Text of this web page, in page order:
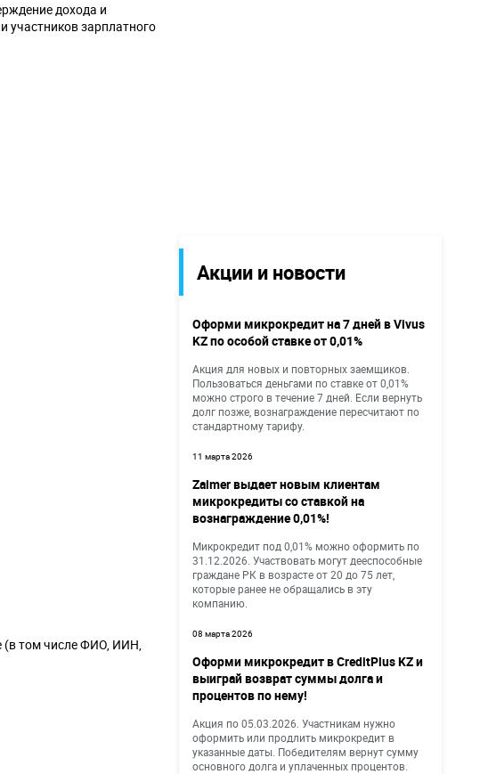
Акции и новости
Оформи микрокредит на 7 дней в Vivus
KZ по особой ставке от 0,01%
Акция для новых и повторных заемщиков.
Пользоваться деньгами по ставке от 0,01%
можно строго в течение 7 дней. Если вернуть
долг позже, вознаграждение пересчитают по
стандартному тарифу.
11 марта 2026
Zaimer выдает новым клиентам
микрокредиты со ставкой на
вознаграждение 0,01%!
Микрокредит под 0,01% можно оформить по
31.12.2026. Участвовать могут дееспособные
граждане РК в возрасте от 20 до 75 лет,
которые ранее не обращались в эту
компанию.
08 марта 2026
Оформи микрокредит в CreditPlus KZ и
выиграй возврат суммы долга и
процентов по нему!
Акция по 05.03.2026. Участникам нужно
оформить или продлить микрокредит в
указанные даты. Победителям вернут сумму
основного долга и уплаченных процентов.
дохода и
участников зарплатного
(в том числе ФИО, ИИН,